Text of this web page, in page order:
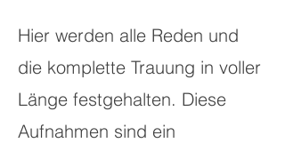
Hier werden alle Reden und
die komplette Trauung in voller
Länge festgehalten. Diese
Aufnahmen sind ein